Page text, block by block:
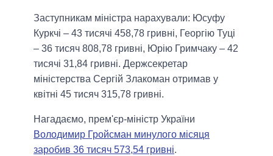
Заступникам міністра нарахували: Юсуфу
Куркчі – 43 тисячі 458,78 гривні, Георгію Туці
– 36 тисяч 808,78 гривні, Юрію Гримчаку – 42
тисячі 31,84 гривні. Держсекретар
міністерства Сергій Злакоман отримав у
квітні 45 тисяч 315,78 гривні.
Нагадаємо, прем'єр-міністр України
Володимир Гройсман минулого місяця
заробив 36 тисяч 573,54 гривні.